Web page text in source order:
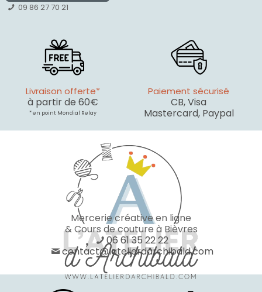
09 86 27 70 21
Livraison offerte*
à partir de 60€
* en point Mondial Relay
Paiement sécurisé
CB, Visa
Mastercard, Paypal
Mercerie créative en ligne
& Cours de couture à Bièvres
06 61 35 22 22
contact@latelierdarchibald.com